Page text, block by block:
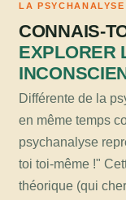
LA PSYCHANALYSE
CONNAIS-
EXPLORER
Différente de la
en même temps
psychanalyse
toi toi-même !"
théorique (qui